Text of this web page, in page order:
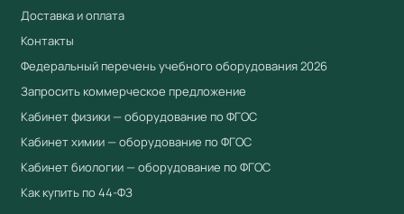
Доставка и оплата
Контакты
Федеральный перечень учебного оборудования 2026
Запросить коммерческое предложение
Кабинет физики — оборудование по ФГОС
Кабинет химии — оборудование по ФГОС
Кабинет биологии — оборудование по ФГОС
Как купить по 44-ФЗ